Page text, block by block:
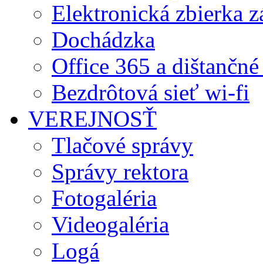
Elektronická zbierka
Dochádzka
Office 365 a
Bezdrôtová sieť wi-fi
VEREJNOSŤ
Tlačové správy
Správy rektora
Fotogaléria
Videogaléria
Logá